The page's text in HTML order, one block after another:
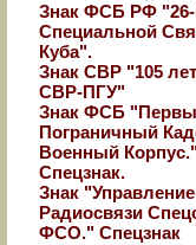
Знак ФСБ РФ "26-
Специальной
Куба".
Знак СВР "105
СВР-ПГУ"
Знак ФСБ
Пограничный
Военный
Спецзнак.
Знак "Управление
Радиосвязи
ФСО." Спецзнак